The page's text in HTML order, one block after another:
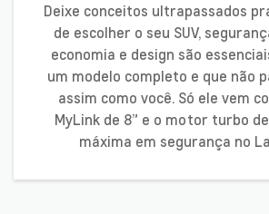
Deixe conceitos ultrapassados
de escolher o seu SUV,
economia e design são
um modelo completo e que não
assim como você. Só ele vem
MyLink de 8” e o motor turbo
máxima em segurança no